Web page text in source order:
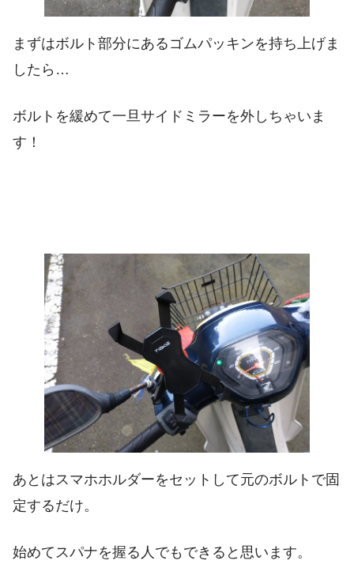
まずはボルト部分にあるゴムパッキンを持ち上げま
したら…
ボルトを緩めて一旦サイドミラーを外しちゃいま
す！
あとはスマホホルダーをセットして元のボルトで固
定するだけ。
始めてスパナを握る人でもできると思います。